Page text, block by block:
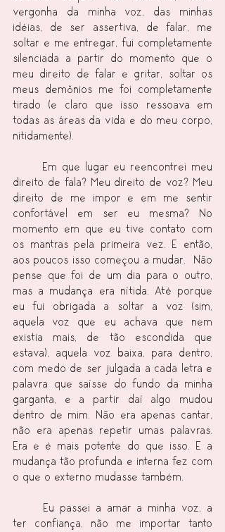
vergonha da minha voz, das minhas
idéias, de ser assertiva, de falar, me
soltar e me entregar, fui completamente
silenciada a partir do momento que o
meu direito de falar e gritar, soltar os
meus demônios me foi completamente
tirado (e claro que isso ressoava em
todas as áreas da vida e do meu corpo,
nitidamente).
direito de fala? Meu direito de voz? Meu
direito de me impor e em me sentir
confortável em ser eu mesma? No
momento em que eu tive contato com
os mantras pela primeira vez. E então,
aos poucos isso começou a mudar.  Não
pense que foi de um dia para o outro,
mas a mudança era nítida. Até porque
eu fui obrigada a soltar a voz (sim,
aquela voz que eu achava que nem
existia mais, de tão escondida que
estava), aquela voz baixa, para dentro,
com medo de ser julgada a cada letra e
palavra que saísse do fundo da minha
garganta, e a partir daí algo mudou
dentro de mim. Não era apenas cantar,
não era apenas repetir umas palavras.
Era e é mais potente do que isso. E a
mudança tão profunda e interna fez com
o que o externo mudasse também.
ter confiança, não me importar tanto